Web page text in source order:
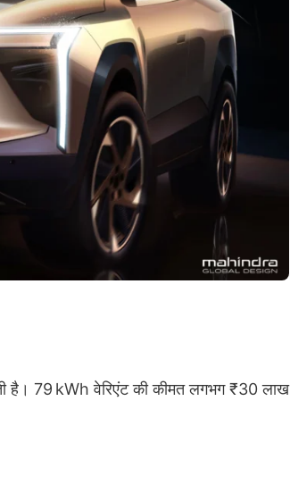
है। 79 kWh वेरिएंट की कीमत लगभग ₹30 लाख